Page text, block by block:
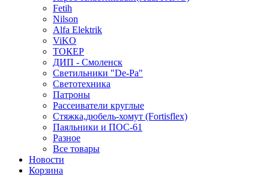
Fetih
Nilson
Alfa Elektrik
ViKO
ТОКЕР
ДИП - Смоленск
Светильники "De-Pa"
Светотехника
Патроны
Рассеиватели круглые
Стяжка,дюбель-хомут (Fortisflex)
Паяльники и ПОС-61
Разное
Все товары
Новости
Корзина